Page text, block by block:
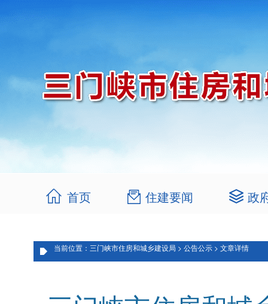
首页 住建要闻 政
当前位置：三门峡市住房和城乡建设局 > 公告公示 > 文章详情